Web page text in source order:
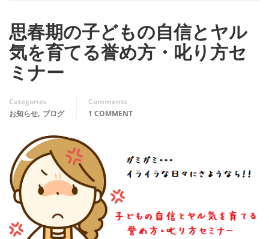
思春期の子どもの自信とヤル
気を育てる誉め方・叱り方セ
ミナー
Categories
お知らせ, ブログ
Comments
1 COMMENT